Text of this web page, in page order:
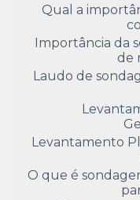
Qual a
Importância da
de
Laudo de
Levantamento
O que é